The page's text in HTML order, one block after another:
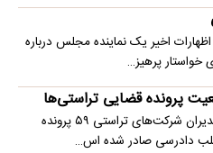
اخیر یک نماینده مجلس درباره
خواستار پرهیز…
پرونده قضایی تراستی‌ها
دادستان تهران گفت: تاکنون برای مدیران شرکت‌های تراستی ۵۹ پرونده